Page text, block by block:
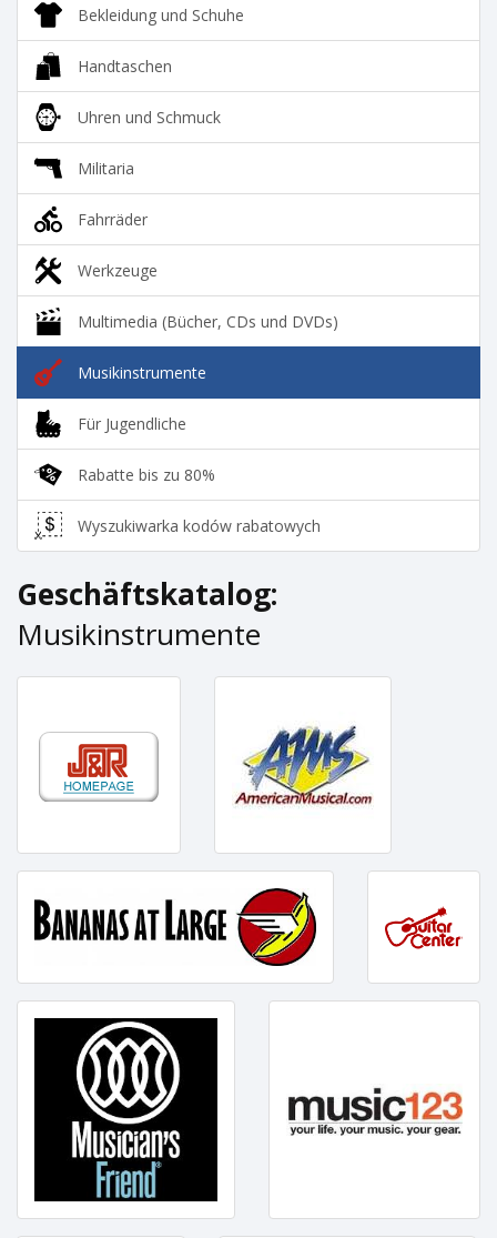
Bekleidung und Schuhe
Handtaschen
Uhren und Schmuck
Militaria
Fahrräder
Werkzeuge
Multimedia (Bücher, CDs und DVDs)
Musikinstrumente
Für Jugendliche
Rabatte bis zu 80%
Wyszukiwarka kodów rabatowych
Geschäftskatalog:
Musikinstrumente